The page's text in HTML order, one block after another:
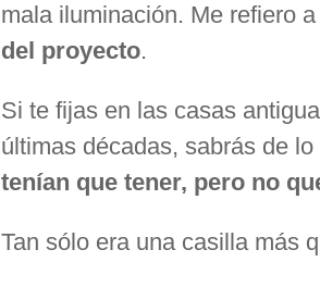
mala iluminación. Me refiero
del proyecto.
Si te fijas en las casas
últimas décadas, sabrás de lo
tenían que tener, pero no
Tan sólo era una casilla más